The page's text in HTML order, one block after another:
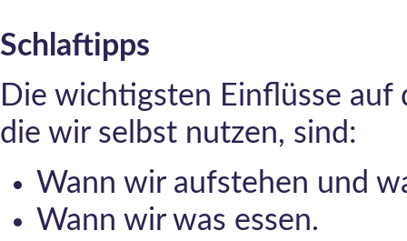
Schlaftipps
Die wichtigsten Einflüsse auf
die wir selbst nutzen, sind:
Wann wir aufstehen und
Wann wir was essen.